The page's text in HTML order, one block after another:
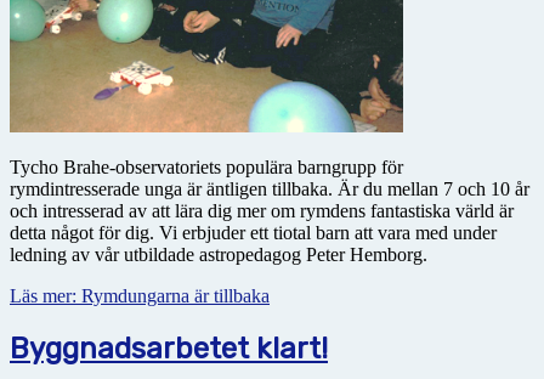
Tycho Brahe-observatoriets populära barngrupp för
rymdintresserade unga är äntligen tillbaka. Är du mellan 7 och 10 år
och intresserad av att lära dig mer om rymdens fantastiska värld är
detta något för dig. Vi erbjuder ett tiotal barn att vara med under
ledning av vår utbildade astropedagog Peter Hemborg.
Läs mer: Rymdungarna är tillbaka
Byggnadsarbetet klart!